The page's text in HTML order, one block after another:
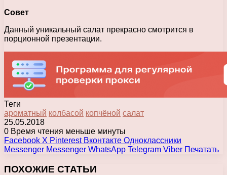
Совет
Данный уникальный салат прекрасно смотрится в
порционной презентации.
Теги
ароматный колбасой копчёной салат
25.05.2018
0 Время чтения меньше минуты
Facebook X Pinterest Вконтакте Одноклассники
Messenger Messenger WhatsApp Telegram Viber Печатать
ПОХОЖИЕ СТАТЬИ